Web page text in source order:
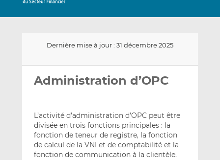
Dernière mise à jour : 31 décembre 2025
par
email
sur
LinkedIn
sur
Facebook
Administration d’OPC
L’activité d’administration d’OPC peut être
divisée en trois fonctions principales : la
fonction de teneur de registre, la fonction
de calcul de la VNI et de comptabilité et la
fonction de communication à la clientèle.